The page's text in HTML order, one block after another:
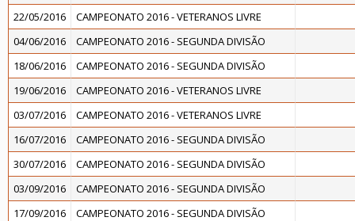
22/05/2016
CAMPEONATO 2016 - VETERANOS LIVRE
04/06/2016
CAMPEONATO 2016 - SEGUNDA DIVISÃO
18/06/2016
CAMPEONATO 2016 - SEGUNDA DIVISÃO
19/06/2016
CAMPEONATO 2016 - VETERANOS LIVRE
03/07/2016
CAMPEONATO 2016 - VETERANOS LIVRE
16/07/2016
CAMPEONATO 2016 - SEGUNDA DIVISÃO
30/07/2016
CAMPEONATO 2016 - SEGUNDA DIVISÃO
03/09/2016
CAMPEONATO 2016 - SEGUNDA DIVISÃO
17/09/2016
CAMPEONATO 2016 - SEGUNDA DIVISÃO